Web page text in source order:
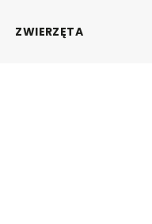
ZWIERZĘTA